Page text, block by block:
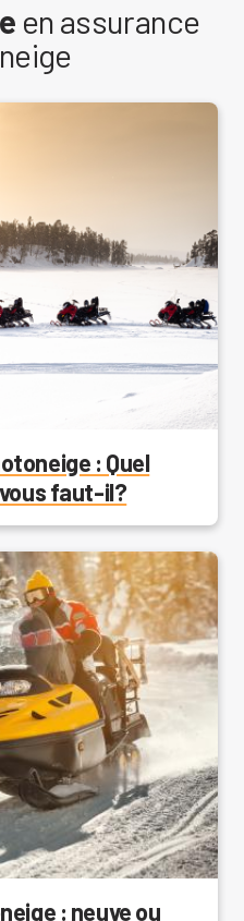
en assurance
: Quel
faut-il?
: neuve ou